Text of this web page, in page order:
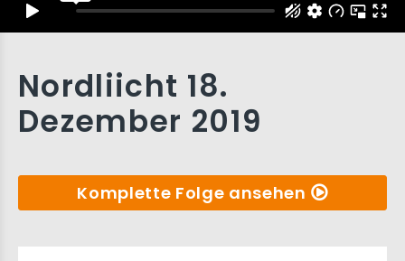
Nordliicht 18.
Dezember 2019
Komplette Folge ansehen